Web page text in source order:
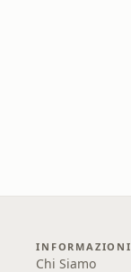
INFORMAZIONI
Chi Siamo